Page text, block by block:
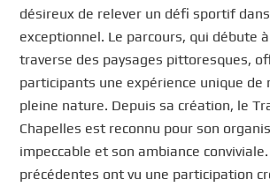
désireux de relever un défi sportif
exceptionnel. Le parcours, qui débute
traverse des paysages pittoresques,
participants une expérience unique de
pleine nature. Depuis sa création, le
Chapelles est reconnu pour son
impeccable et son ambiance
précédentes ont vu une participation